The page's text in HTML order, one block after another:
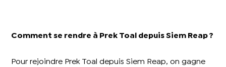
Comment se rendre à Prek Toal depuis Siem Reap ?
Pour rejoindre Prek Toal depuis Siem Reap, on gagne